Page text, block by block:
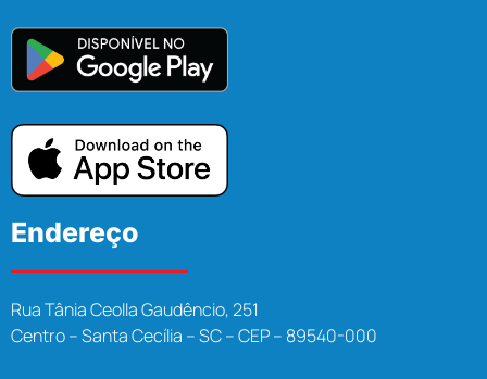
Endereço
Rua Tânia Ceolla Gaudêncio, 251
Centro – Santa Cecília – SC – CEP – 89540-000